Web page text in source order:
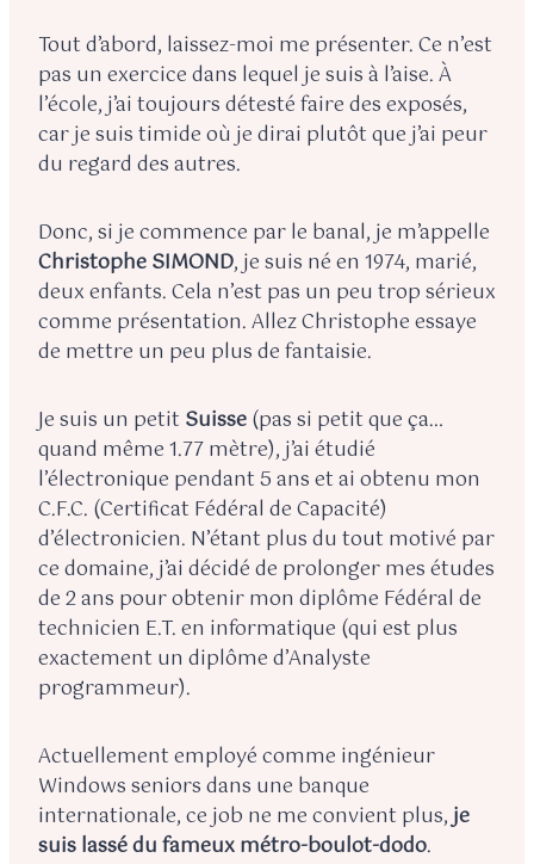
Tout d’abord, laissez-moi me présenter. Ce n’est
pas un exercice dans lequel je suis à l’aise. À
l’école, j’ai toujours détesté faire des exposés,
car je suis timide où je dirai plutôt que j’ai peur
du regard des autres.
Donc, si je commence par le banal, je m’appelle
Christophe SIMOND, je suis né en 1974, marié,
deux enfants. Cela n’est pas un peu trop sérieux
comme présentation. Allez Christophe essaye
de mettre un peu plus de fantaisie.
Je suis un petit Suisse(pas si petit que ça…
quand même 1.77 mètre), j’ai étudié
l’électronique pendant 5 ans et ai obtenu mon
C.F.C. (Certificat Fédéral de Capacité)
d’électronicien. N’étant plus du tout motivé par
ce domaine, j’ai décidé de prolonger mes études
de 2 ans pour obtenir mon diplôme Fédéral de
technicien E.T. en informatique (qui est plus
exactement un diplôme d’Analyste
programmeur).
Actuellement employé comme ingénieur
Windows seniors dans une banque
internationale, ce job ne me convient plus,je
suis lassé du fameux métro-boulot-dodo.